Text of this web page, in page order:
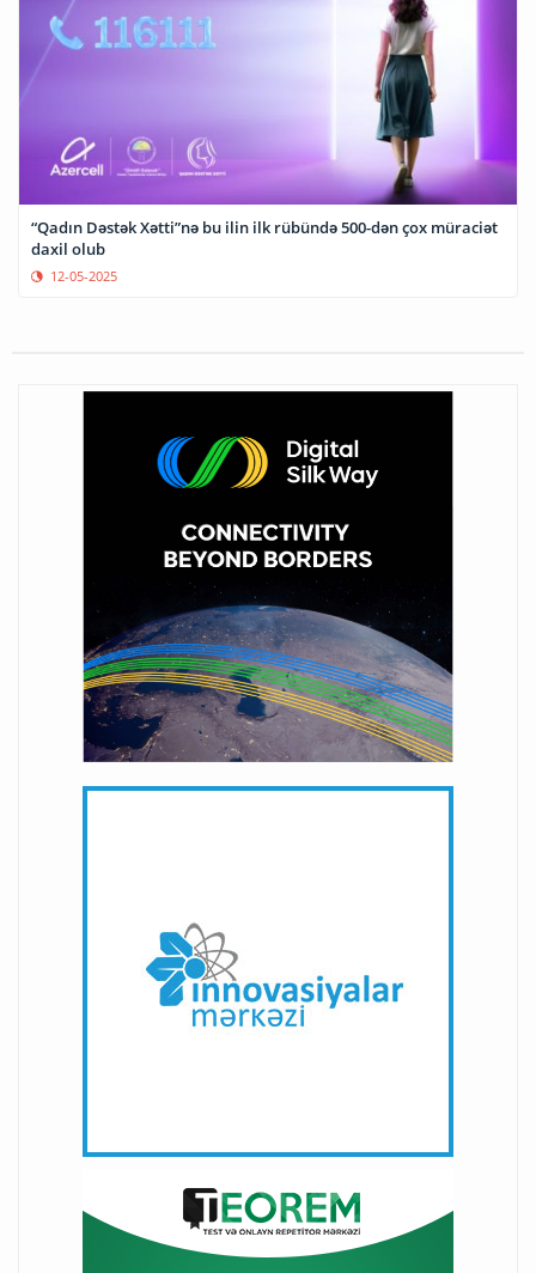
“Qadın Dəstək Xətti”nə bu ilin ilk rübündə 500-dən çox müraciət
daxil olub
12-05-2025